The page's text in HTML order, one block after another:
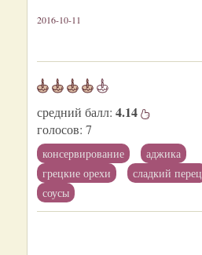
2016-10-11
средний балл: 4.14
голосов: 7
консервирование
аджика
грецкие орехи
сладкий перец
соусы